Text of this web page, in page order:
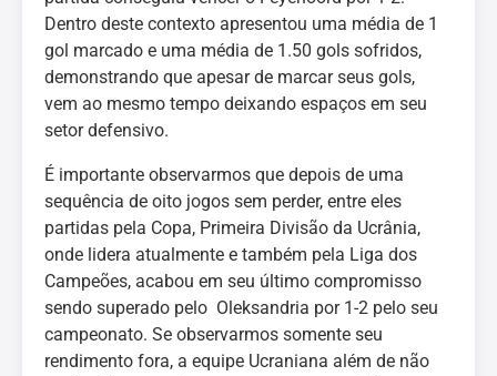
Dentro deste contexto apresentou uma média de 1
gol marcado e uma média de 1.50 gols sofridos,
demonstrando que apesar de marcar seus gols,
vem ao mesmo tempo deixando espaços em seu
setor defensivo.
É importante observarmos que depois de uma
sequência de oito jogos sem perder, entre eles
partidas pela Copa, Primeira Divisão da Ucrânia,
onde lidera atualmente e também pela Liga dos
Campeões, acabou em seu último compromisso
sendo superado pelo Oleksandria por 1-2 pelo seu
campeonato. Se observarmos somente seu
rendimento fora, a equipe Ucraniana além de não